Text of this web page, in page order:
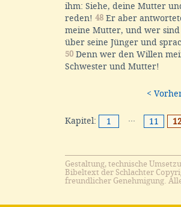
ihm: Siehe, deine Mutter
reden! 48 Er aber
meine Mutter, und wer
über seine Jünger und
50 Denn wer den Willen
Schwester und Mutter!
<
Kapitel: 1 ··· 11
Gestaltung, technische
Bibeltext der Schlachter
freundlicher Genehmigung.